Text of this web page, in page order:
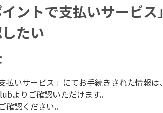
イントで支払いサービ
たい
払いサービス」にてお手続きされた情報
よりご確認いただけます。
確認ください。